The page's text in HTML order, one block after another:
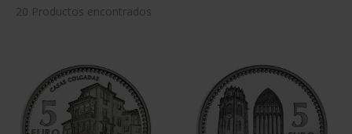
20 Productos encontrados